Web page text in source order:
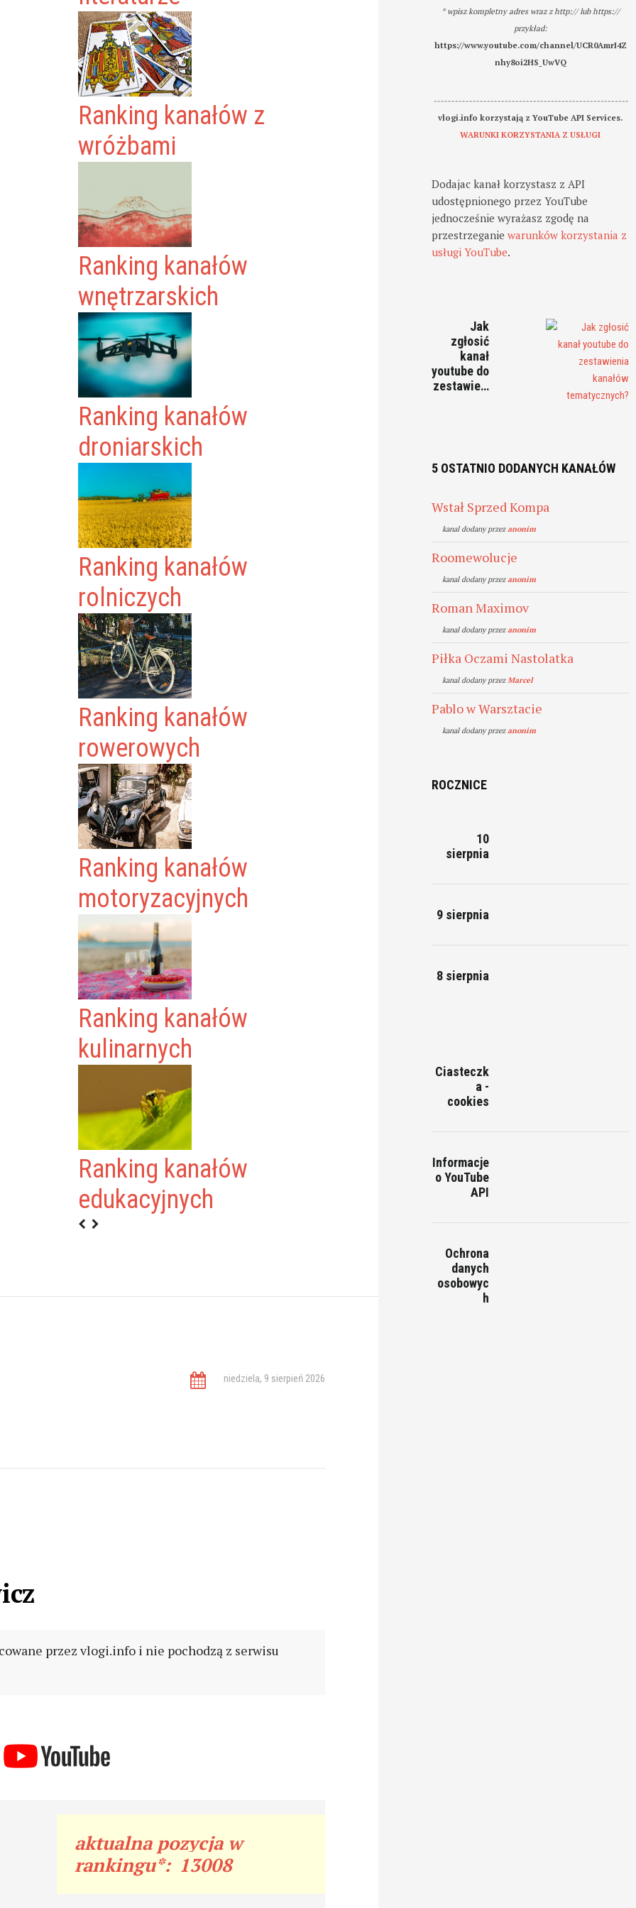
Ranking kanałów z
wróżbami
Ranking kanałów
wnętrzarskich
Ranking kanałów
droniarskich
Ranking kanałów
rolniczych
Ranking kanałów
rowerowych
Ranking kanałów
motoryzacyjnych
Ranking kanałów
kulinarnych
Ranking kanałów
edukacyjnych
niedziela, 9 sierpień 2026
przez vlogi.info i nie pochodzą z serwisu
aktualna pozycja w
rankingu*: 13008
* wpisz kompletny adres wraz z http:// lub https://
przykład:
https://www.youtube.com/channel/UCR0AmrI4Z
nhy8oi2HS_UwVQ
-------------------------------------------------------
vlogi.info korzystają z YouTube API Services.
WARUNKI KORZYSTANIA Z USŁUGI
Dodajac kanał korzystasz z API
udostępnionego przez YouTube
jednocześnie wyrażasz zgodę na
przestrzeganiewarunków korzystania z
usługi YouTube.
Jak
zgłosić
kanał
youtube do
zestawie…
5 OSTATNIO DODANYCH KANAŁÓW
Wstał Sprzed Kompa
kanal dodany przezanonim
Roomewolucje
kanal dodany przezanonim
Roman Maximov
kanal dodany przezanonim
Piłka Oczami Nastolatka
kanal dodany przezMarcel
Pablo w Warsztacie
kanal dodany przezanonim
ROCZNICE
10
sierpnia
9 sierpnia
8 sierpnia
Ciasteczk
a -
cookies
Informacje
o YouTube
API
Ochrona
danych
osobowyc
h